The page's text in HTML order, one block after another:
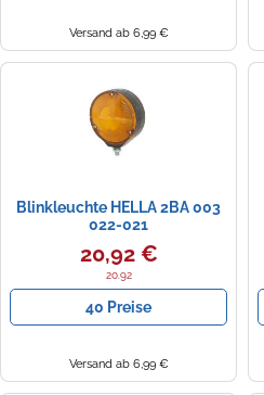
Versand ab 6,99 €
Blinkleuchte HELLA 2BA 003
022-021
20,92 €
20.92
40 Preise
Versand ab 6,99 €